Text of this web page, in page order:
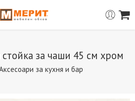
за чаши 45 см хром
за кухня и бар